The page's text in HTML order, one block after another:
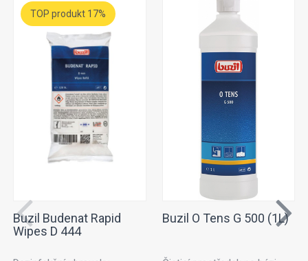
TOP produkt 17%
Buzil Budenat Rapid
Wipes D 444
Buzil O Tens G 500 (1L)